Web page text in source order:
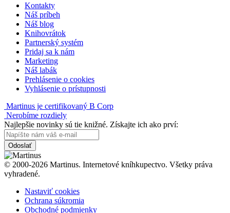
Kontakty
Náš príbeh
Náš blog
Knihovrátok
Partnerský systém
Pridaj sa k nám
Marketing
Náš labák
Prehlásenie o cookies
Vyhlásenie o prístupnosti
Martinus je certifikovaný B Corp
Nerobíme rozdiely
Najlepšie novinky sú tie knižné. Získajte ich ako prví:
Odoslať
© 2000-2026 Martinus. Internetové kníhkupectvo. Všetky práva
vyhradené.
Nastaviť cookies
Ochrana súkromia
Obchodné podmienky